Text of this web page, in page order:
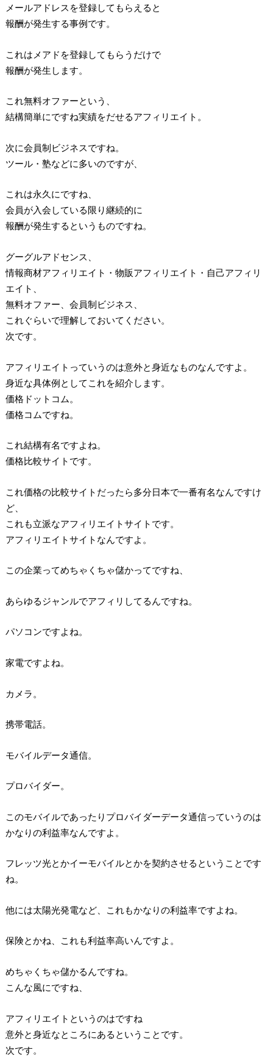
メールアドレスを登録してもらえると
報酬が発生する事例です。
これはメアドを登録してもらうだけで
報酬が発生します。
これ無料オファーという、
結構簡単にですね実績をだせるアフィリエイト。
次に会員制ビジネスですね。
ツール・塾などに多いのですが、
これは永久にですね、
会員が入会している限り継続的に
報酬が発生するというものですね。
グーグルアドセンス、
情報商材アフィリエイト・物販アフィリエイト・自己アフィリ
エイト、
無料オファー、会員制ビジネス、
これぐらいで理解しておいてください。
次です。
アフィリエイトっていうのは意外と身近なものなんですよ。
身近な具体例としてこれを紹介します。
価格ドットコム。
価格コムですね。
これ結構有名ですよね。
価格比較サイトです。
これ価格の比較サイトだったら多分日本で一番有名なんですけ
ど、
これも立派なアフィリエイトサイトです。
アフィリエイトサイトなんですよ。
この企業ってめちゃくちゃ儲かってですね、
あらゆるジャンルでアフィリしてるんですね。
パソコンですよね。
家電ですよね。
カメラ。
携帯電話。
モバイルデータ通信。
プロバイダー。
このモバイルであったりプロバイダーデータ通信っていうのは
かなりの利益率なんですよ。
フレッツ光とかイーモバイルとかを契約させるということです
ね。
他には太陽光発電など、これもかなりの利益率ですよね。
保険とかね、これも利益率高いんですよ。
めちゃくちゃ儲かるんですね。
こんな風にですね、
アフィリエイトというのはですね
意外と身近なところにあるということです。
次です。